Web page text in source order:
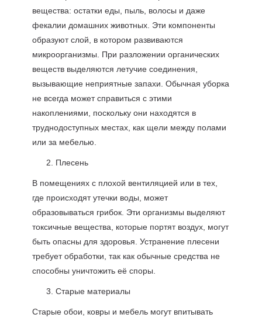
вещества: остатки еды, пыль, волосы и даже
фекалии домашних животных. Эти компоненты
образуют слой, в котором развиваются
микроорганизмы. При разложении органических
веществ выделяются летучие соединения,
вызывающие неприятные запахи. Обычная уборка
не всегда может справиться с этими
накоплениями, поскольку они находятся в
труднодоступных местах, как щели между полами
или за мебелью.
Плесень
В помещениях с плохой вентиляцией или в тех,
где происходят утечки воды, может
образовываться грибок. Эти организмы выделяют
токсичные вещества, которые портят воздух, могут
быть опасны для здоровья. Устранение плесени
требует обработки, так как обычные средства не
способны уничтожить её споры.
Старые материалы
Старые обои, ковры и мебель могут впитывать